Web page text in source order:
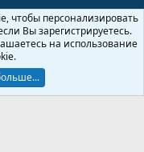
дайвинг, туризм
чтобы персонализировать
Вы зарегистрируетесь.
на использование